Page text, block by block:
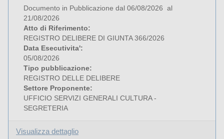
Documento in Pubblicazione dal 06/08/2026 al
21/08/2026
Atto di Riferimento:
REGISTRO DELIBERE DI GIUNTA 366/2026
Data Esecutivita':
05/08/2026
Tipo pubblicazione:
REGISTRO DELLE DELIBERE
Settore Proponente:
UFFICIO SERVIZI GENERALI CULTURA -
SEGRETERIA
Visualizza dettaglio